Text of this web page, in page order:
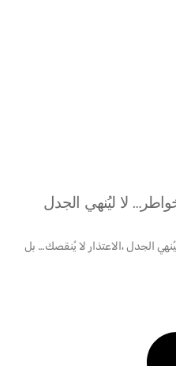
لا ليُنهي الجدل
الجدل ،الاعتذار لا يُنقصك… بل